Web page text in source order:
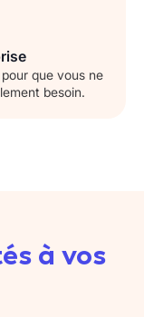
que vous ne
besoin.
à vos